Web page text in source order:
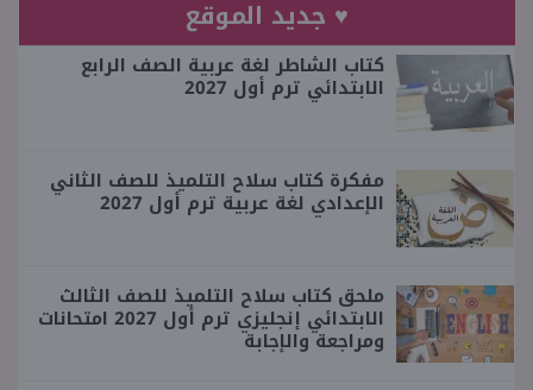
♥ جديد الموقع
كتاب الشاطر لغة عربية الصف الرابع
الابتدائي ترم أول 2027
مفكرة كتاب سلاح التلميذ للصف الثاني
الإعدادي لغة عربية ترم أول 2027
ملحق كتاب سلاح التلميذ للصف الثالث
الابتدائي إنجليزي ترم أول 2027 امتحانات
ومراجعة والإجابة